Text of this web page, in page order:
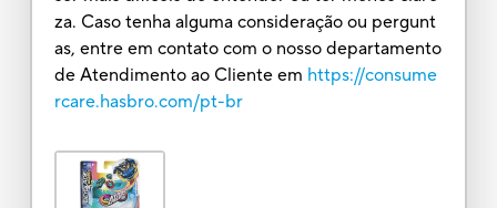
za. Caso tenha alguma consideração ou pergunt
as, entre em contato com o nosso departamento
de Atendimento ao Cliente em https://consume
rcare.hasbro.com/pt-br